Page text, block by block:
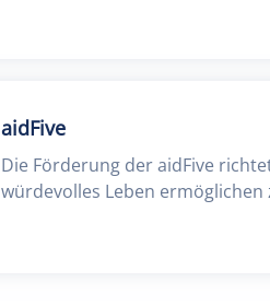
aidFive
Die Förderung der aidFive
würdevolles Leben ermöglichen